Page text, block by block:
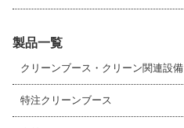
製品一覧
クリーンブース・クリーン関連設備
特注クリーンブース